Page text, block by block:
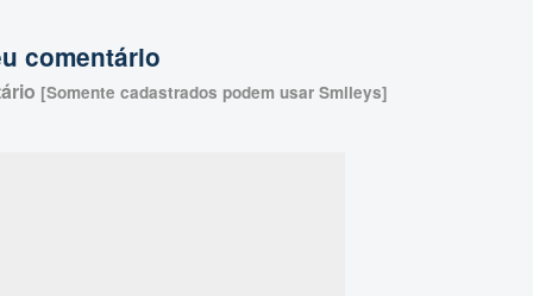
comentário
[Somente cadastrados podem usar Smileys]